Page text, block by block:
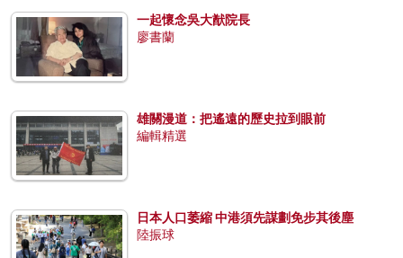
一起懷念吳大猷院長
廖書蘭
雄關漫道：把遙遠的歷史拉到眼前
編輯精選
日本人口萎縮 中港須先謀劃免步其後塵
陸振球